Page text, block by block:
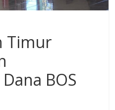
Timur
BOS